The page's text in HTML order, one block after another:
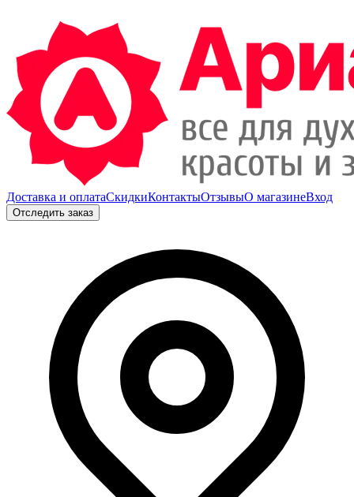
Доставка и оплатаСкидкиКонтактыОтзывыО магазинеВход
Отследить заказ